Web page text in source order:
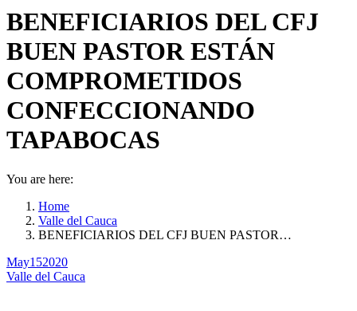
BENEFICIARIOS DEL CFJ
BUEN PASTOR ESTÁN
COMPROMETIDOS
CONFECCIONANDO
TAPABOCAS
You are here:
Home
Valle del Cauca
BENEFICIARIOS DEL CFJ BUEN PASTOR…
May152020
Valle del Cauca